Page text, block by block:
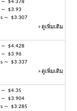
～ $4.378
～ $3.93
～ $3.307
> ดูเพิ่มเติม
～ $4.428
～ $3.96
～ $3.337
> ดูเพิ่มเติม
～ $4.35
～ $3.904
～ $3.285